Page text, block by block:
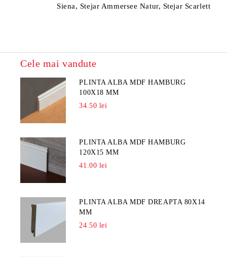
Siena, Stejar Ammersee Natur, Stejar Scarlett
Cele mai vandute
PLINTA ALBA MDF HAMBURG
100X18 MM
34.50 lei
PLINTA ALBA MDF HAMBURG
120X15 MM
41.00 lei
PLINTA ALBA MDF DREAPTA 80X14
MM
24.50 lei